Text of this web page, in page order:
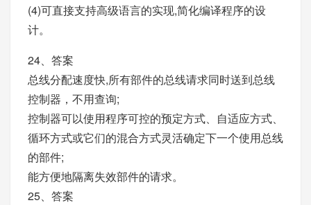
(4)可直接支持高级语言的实现,简化编译程序的设
计。
24、答案
总线分配速度快,所有部件的总线请求同时送到总线
控制器，不用查询;
控制器可以使用程序可控的预定方式、自适应方式、
循环方式或它们的混合方式灵活确定下一个使用总线
的部件;
能方便地隔离失效部件的请求。
25、答案